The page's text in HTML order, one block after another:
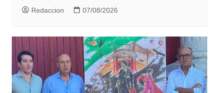
Redaccion 07/08/2026